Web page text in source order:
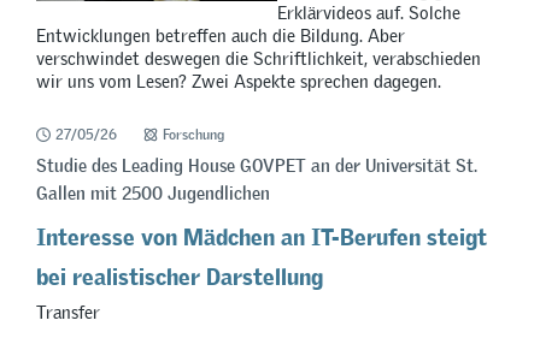
Erklärvideos auf. Solche
Entwicklungen betreffen auch die Bildung. Aber
verschwindet deswegen die Schriftlichkeit, verabschieden
wir uns vom Lesen? Zwei Aspekte sprechen dagegen.
27/05/26 Forschung
Studie des Leading House GOVPET an der Universität St.
Gallen mit 2500 Jugendlichen
Interesse von Mädchen an IT-Berufen steigt
bei realistischer Darstellung
Transfer